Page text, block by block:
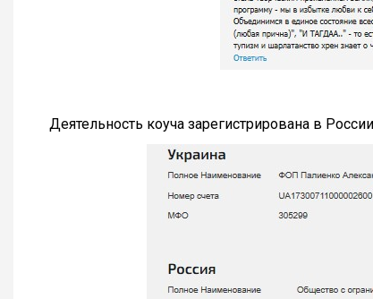
Деятельность коуча зарегистрирована в